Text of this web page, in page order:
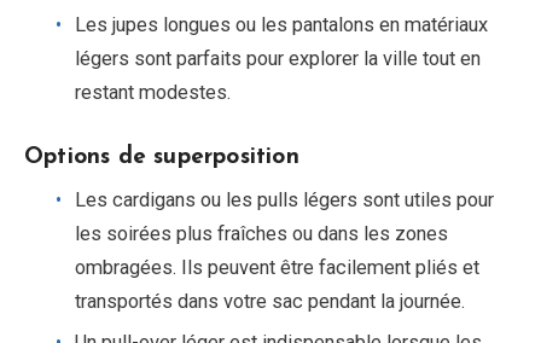
Les jupes longues ou les pantalons en matériaux
légers sont parfaits pour explorer la ville tout en
restant modestes.
Options de superposition
Les cardigans ou les pulls légers sont utiles pour
les soirées plus fraîches ou dans les zones
ombragées. Ils peuvent être facilement pliés et
transportés dans votre sac pendant la journée.